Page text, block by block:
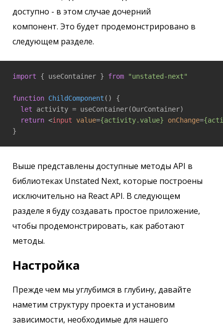
доступно - в этом случае дочерний
компонент. Это будет продемонстрировано в
следующем разделе.
import { useContainer } from "unstated-next"
function ChildComponent ( ) {
let activity = useContainer(OurContainer)
return <input value={activity.value} onChange=
}
Выше представлены доступные методы API в
библиотеках Unstated Next, которые построены
исключительно на React API. В следующем
разделе я буду создавать простое приложение,
чтобы продемонстрировать, как работают
методы.
Настройка
Прежде чем мы углубимся в глубину, давайте
наметим структуру проекта и установим
зависимости, необходимые для нашего